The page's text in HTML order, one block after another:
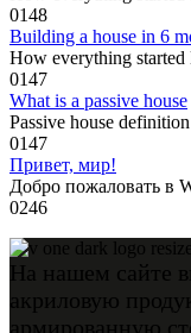
0148
Building a house in 6
How everything started
0147
What is a passive house
Passive house
0147
Привет, мир!
Добро пожаловать в
0246
На нашем сайте
акриловую
армированную